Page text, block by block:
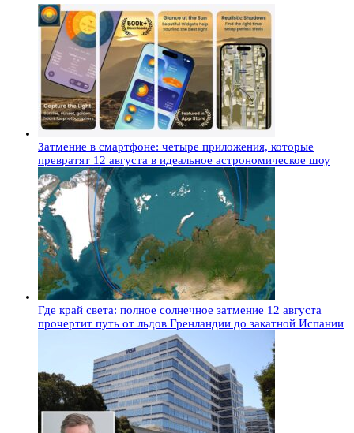
Затмение в смартфоне: четыре приложения, которые
превратят 12 августа в идеальное астрономическое шоу
Где край света: полное солнечное затмение 12 августа
прочертит путь от льдов Гренландии до закатной Испании